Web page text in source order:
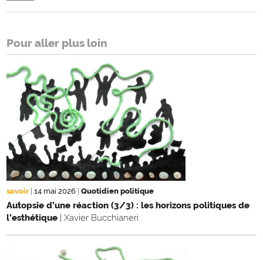
Pour aller plus loin
savoir 14 mai 2026 Quotidien politique
Autopsie d’une réaction (3/3) : les horizons politiques de
l’esthétique | Xavier Bucchianeri